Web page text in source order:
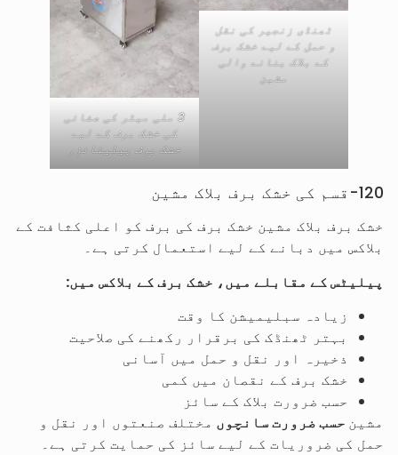
ٹھنڈی زنجیر کی نقل
و حمل کے لیے خشک برف
کے بلاک بنانے والی
مشین
3 ملی میٹر کی صفائی
کی خشک برف کے لیے
خشک برف پیلیٹائزر
120-قسم کی خشک برف بلاک مشین
خشک برف بلاک مشین خشک برف کی برف کو اعلی کثافت کے
بلاکس میں دبانے کے لیے استعمال کرتی ہے۔
پیلیٹس کے مقابلے میں، خشک برف کے بلاکس میں:
زیادہ سبلیمیشن کا وقت
بہتر ٹھنڈک کی برقرار رکھنے کی صلاحیت
ذخیرہ اور نقل و حمل میں آسانی
خشک برف کے نقصان میں کمی
حسب ضرورت بلاک کے سائز
مشین حسب ضرورت سانچوں مختلف صنعتوں اور نقل و
حمل کی ضروریات کے لیے سائز کی حمایت کرتی ہے۔